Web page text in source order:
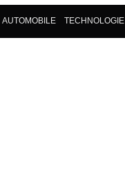
AUTOMOBILE TECHNOLOGIE